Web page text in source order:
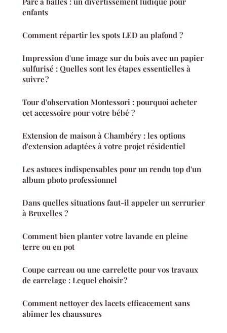
enfants
Comment répartir les spots LED au plafond ?
Impression d'une image sur du bois avec un papier
sulfurisé : Quelles sont les étapes essentielles à
suivre ?
Tour d'observation Montessori : pourquoi acheter
cet accessoire pour votre bébé ?
Extension de maison à Chambéry : les options
d'extension adaptées à votre projet résidentiel
Les astuces indispensables pour un rendu top d'un
album photo professionnel
Dans quelles situations faut-il appeler un serrurier
à Bruxelles ?
Comment bien planter votre lavande en pleine
terre ou en pot
Coupe carreau ou une carrelette pour vos travaux
de carrelage : Lequel choisir ?
Comment nettoyer des lacets efficacement sans
abîmer les chaussures